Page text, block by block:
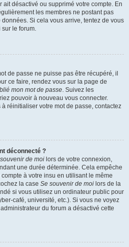
ait désactivé ou supprimé votre compte. En
les membres ne postant pas
Si cela vous arrive, tentez de vous
le forum.
de passe ne puisse pas être récupéré, il
ce faire, rendez vous sur la page de
mon mot de passe. Suivez les
pouvoir à nouveau vous connecter.
réinitialiser votre mot de passe, contactez
déconnecté ?
de moi lors de votre connexion,
une durée déterminée. Cela empêche
à votre insu en utilisant le même
la case Se souvenir de moi lors de la
si vous utilisez un ordinateur public pour
café, université, etc.). Si vous ne voyez
du forum a désactivé cette